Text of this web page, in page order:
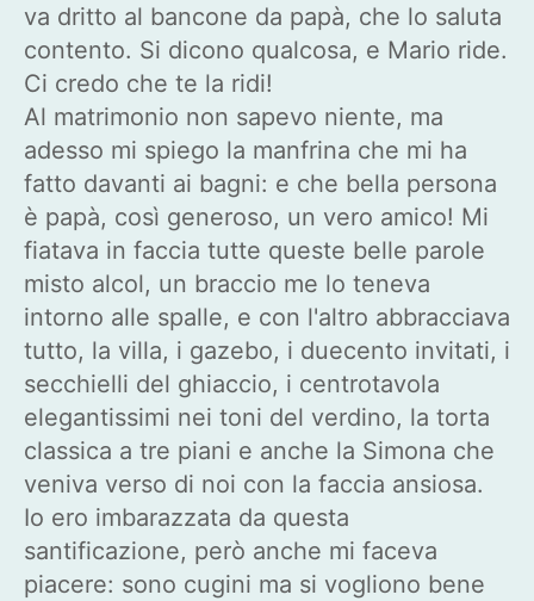
va dritto al bancone da papà, che lo saluta
contento. Si dicono qualcosa, e Mario ride.
Ci credo che te la ridi!
Al matrimonio non sapevo niente, ma
adesso mi spiego la manfrina che mi ha
fatto davanti ai bagni: e che bella persona
è papà, così generoso, un vero amico! Mi
fiatava in faccia tutte queste belle parole
misto alcol, un braccio me lo teneva
intorno alle spalle, e con l'altro abbracciava
tutto, la villa, i gazebo, i duecento invitati, i
secchielli del ghiaccio, i centrotavola
elegantissimi nei toni del verdino, la torta
classica a tre piani e anche la Simona che
veniva verso di noi con la faccia ansiosa.
Io ero imbarazzata da questa
santificazione, però anche mi faceva
piacere: sono cugini ma si vogliono bene